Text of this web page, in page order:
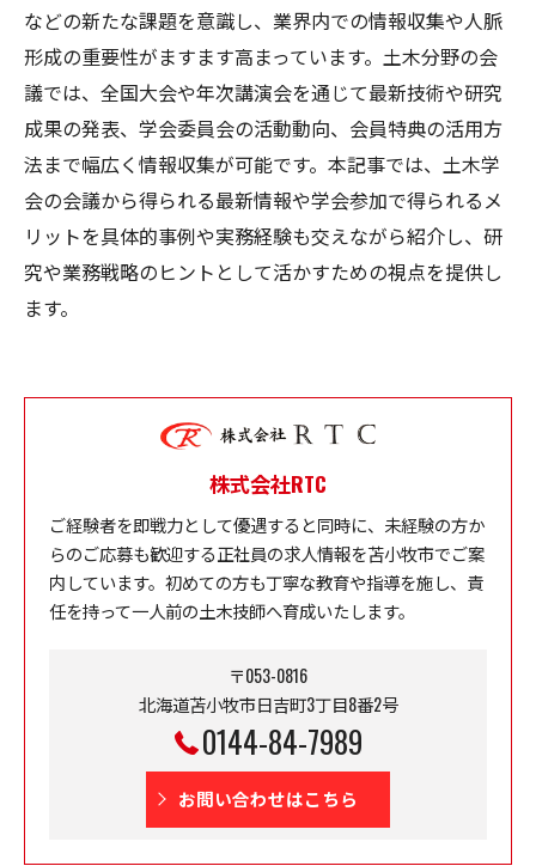
などの新たな課題を意識し、業界内での情報収集や人脈
形成の重要性がますます高まっています。土木分野の会
議では、全国大会や年次講演会を通じて最新技術や研究
成果の発表、学会委員会の活動動向、会員特典の活用方
法まで幅広く情報収集が可能です。本記事では、土木学
会の会議から得られる最新情報や学会参加で得られるメ
リットを具体的事例や実務経験も交えながら紹介し、研
究や業務戦略のヒントとして活かすための視点を提供し
ます。
株式会社RTC
ご経験者を即戦力として優遇すると同時に、未経験の方か
らのご応募も歓迎する正社員の求人情報を苫小牧市でご案
内しています。初めての方も丁寧な教育や指導を施し、責
任を持って一人前の土木技師へ育成いたします。
〒053-0816
北海道苫小牧市日吉町3丁目8番2号
0144-84-7989
お問い合わせはこちら